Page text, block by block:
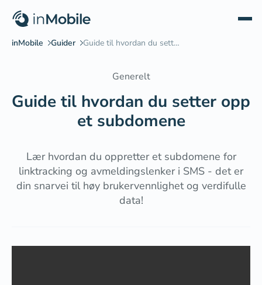
Generelt
Guide til hvordan du setter opp
et subdomene
Lær hvordan du oppretter et subdomene for
linktracking og avmeldingslenker i SMS - det er
din snarvei til høy brukervennlighet og verdifulle
data!